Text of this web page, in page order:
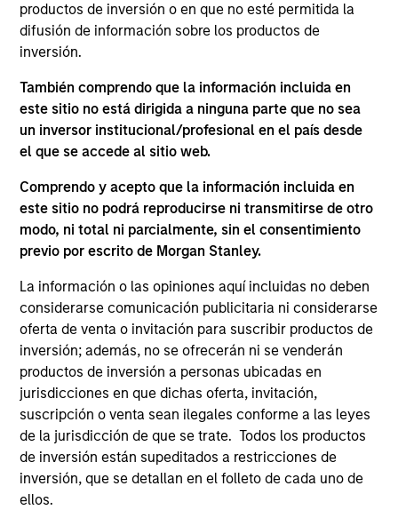
productos de inversión o en que no esté permitida la
difusión de información sobre los productos de
inversión.
También comprendo que la información incluida en
este sitio no está dirigida a ninguna parte que no sea
un inversor institucional/profesional en el país desde
el que se accede al sitio web.
Comprendo y acepto que la información incluida en
este sitio no podrá reproducirse ni transmitirse de otro
modo, ni total ni parcialmente, sin el consentimiento
previo por escrito de Morgan Stanley.
La información o las opiniones aquí incluidas no deben
considerarse comunicación publicitaria ni considerarse
oferta de venta o invitación para suscribir productos de
inversión; además, no se ofrecerán ni se venderán
productos de inversión a personas ubicadas en
jurisdicciones en que dichas oferta, invitación,
suscripción o venta sean ilegales conforme a las leyes
de la jurisdicción de que se trate. Todos los productos
de inversión están supeditados a restricciones de
inversión, que se detallan en el folleto de cada uno de
ellos.
reporting and fundraising efforts for private
investments, real estate and credit funds. Prior to
Oz Management, Ms. Bridova was a Senior
Outsourced CIO team where she supported
investment, operational and service aspects for
institutional investors and new business initiatives
across all the investment products. Ms. Bridova
received a B.S. from the University of Charleston
and an MBA from the University of Bridgeport.
ARTÍCULOS RELACIONADOS